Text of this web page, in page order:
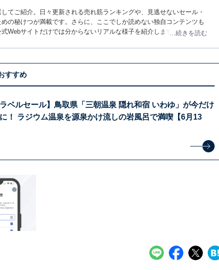
てご紹介。日々更新される売れ筋ランキングや、見逃せないセール・
の秘けつが満載です。さらに、ここでしか読めない独自コンテンツも
Webサイトだけでは分からないリアルな様子を紹介します。...続きを読む
すすめ
ラベルセール】鳥取県「三朝温泉 隠れ和宿 いわゆ」が今だけ
！ ラジウム温泉を源泉かけ流しの岩風呂で満喫【6月13